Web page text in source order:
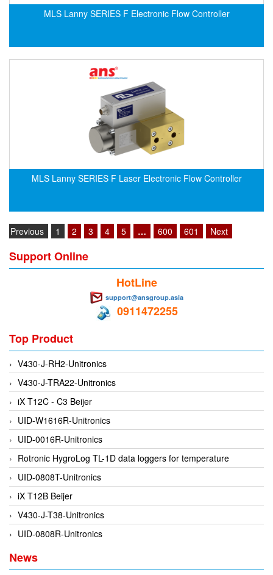
Epro/Emerson
Erinda/Delta
Euchner
Eurotherm Vietnam
Exergen
Exide Technologies Vietnam
EXOR
FAIRCHILD
FANUC
FDM/ F.lli Della Marca Srl
FEIN
Felm
FESTO
FHF (EATON Crouse-Hinds)
Fife/ Maxcess
Fine Suntronix
MLS Lanny SERIES F Electronic Flow Controller
MLS Lanny SERIES F Laser Electronic Flow Controller
Previous 1 2 3 4 5 … 600 601 Next
Support Online
HotLine
support@ansgroup.asia
0911472255
Top Product
V430-J-RH2-Unitronics
V430-J-TRA22-Unitronics
iX T12C - C3 Beijer
UID-W1616R-Unitronics
UID-0016R-Unitronics
Rotronic HygroLog TL-1D data loggers for temperature
UID-0808T-Unitronics
iX T12B Beijer
V430-J-T38-Unitronics
UID-0808R-Unitronics
News